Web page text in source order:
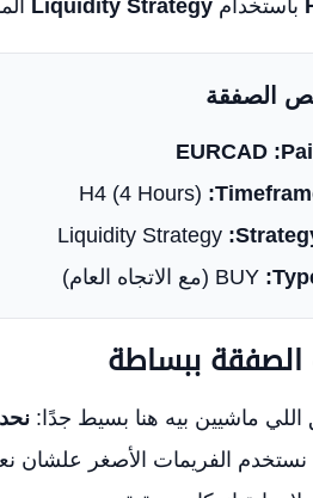
باستخدام Liquidity Strategy
الصفقة
EURCAD
H4 (4 Hours)
Liquidity Strategy
BUY (مع الاتجاه العام)
ببساطة
اللي ماشيين بيه هنا بسيط جدًا:
نستخدم الفريمات الأصغر